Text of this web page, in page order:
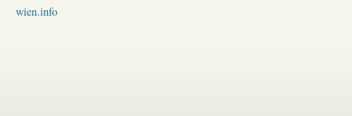
wien.info